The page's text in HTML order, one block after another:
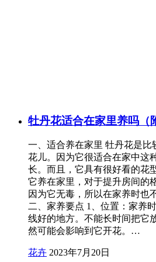
牡丹花适合在家里养吗（
一、适合养在家里 牡丹花是比
花儿。因为它很适合在家中这
长。而且，它具有很好看的花
它养在家里，对于提升房间的
因为它无毒，所以在家养时也
二、家养要点 1、位置：家养
线好的地方。不能长时间把它
然可能会影响到它开花。…
花卉 2023年7月20日